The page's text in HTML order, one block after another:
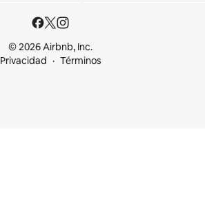
© 2026 Airbnb, Inc.
Privacidad
Términos